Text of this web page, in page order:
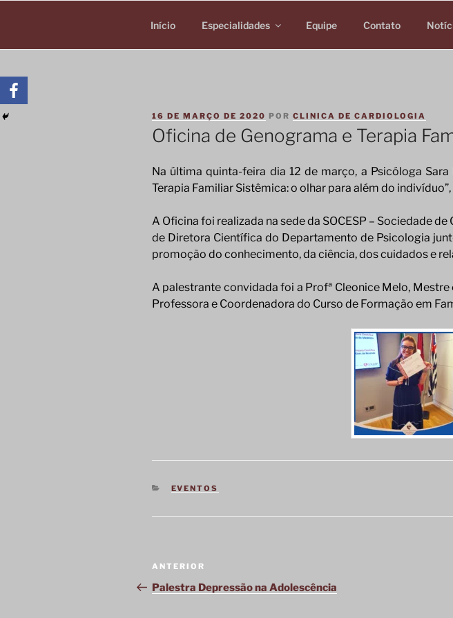
Início Especialidades Equipe Contato
PUBLICADO
EM
16 DE MARÇO DE 2020 POR CLINICA DE CARDIOLOGIA
Oficina de Genograma e Terapia
Na última quinta-feira dia 12 de março, a Psicóloga
Terapia Familiar Sistêmica: o olhar para além do
A Oficina foi realizada na sede da SOCESP – Sociedade
de Diretora Científica do Departamento de Psicologia
promoção do conhecimento, da ciência, dos cuidados e
A palestrante convidada foi a Profª Cleonice Melo,
Professora e Coordenadora do Curso de Formação em
CATEGORIAS
EVENTOS
Navegação
de
Post
anterior
ANTERIOR
Palestra Depressão na Adolescência